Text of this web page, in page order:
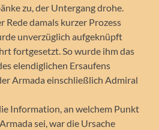
zu, der Untergang drohe.
Rede damals kurzer Prozess
unverzüglich aufgeknüpft
fortgesetzt. So wurde ihm das
elendiglichen Ersaufens
Armada einschließlich Admiral
Information, an welchem Punkt
sei, war die Ursache